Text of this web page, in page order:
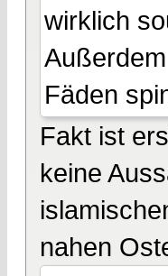
wirklich
Fäden
Fakt ist
keine
nahen